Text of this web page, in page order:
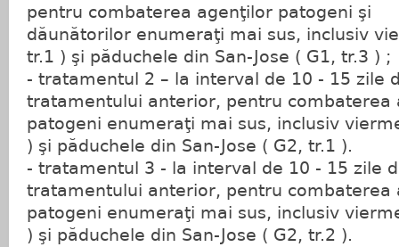
pentru combaterea agenţilor patogeni şi
dăunătorilor enumeraţi mai sus, inclusiv
tr.1 ) şi păduchele din San-Jose ( G1, tr.3 ) ;
- tratamentul 2 – la interval de 10 - 15 zile
tratamentului anterior, pentru combaterea
patogeni enumeraţi mai sus, inclusiv
) şi păduchele din San-Jose ( G2, tr.1 ).
- tratamentul 3 - la interval de 10 - 15 zile
tratamentului anterior, pentru combaterea
patogeni enumeraţi mai sus, inclusiv
) şi păduchele din San-Jose ( G2, tr.2 ).